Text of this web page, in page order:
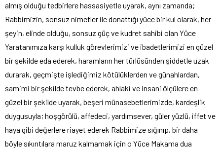
almış olduğu tedbirlere hassasiyetle uyarak, aynı zamanda;
Rabbimizin, sonsuz nimetler ile donattığı yüce bir kul olarak, her
şeyin, elinde olduğu, sonsuz güç ve kudret sahibi olan Yüce
Yaratanımıza karşı kulluk görevlerimizi ve ibadetlerimizi en güzel
bir şekilde eda ederek, haramların her türlüsünden şiddetle uzak
durarak, geçmişte işlediğimiz kötülüklerden ve günahlardan,
samimi bir şekilde tevbe ederek, ahlaki ve insani ölçülere en
güzel bir şekilde uyarak, beşeri münasebetlerimizde, kardeşlik
duygusuyla; hoşgörülü, affedeci, yardımsever, güler yüzlü, iffet ve
haya gibi değerlere riayet ederek Rabbimize sığınıp, bir daha
böyle sıkıntılara maruz kalmamak için o Yüce Makama dua